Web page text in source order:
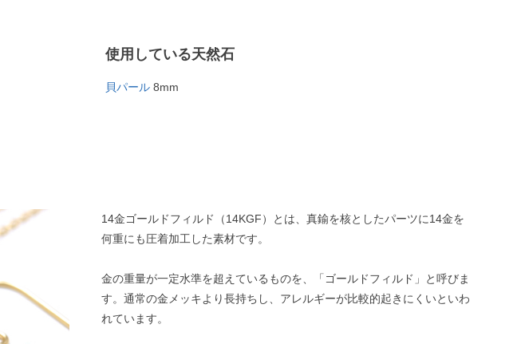
使用している天然石
貝パール8mm
14金ゴールドフィルド（14KGF）とは、真鍮を核としたパーツに14金を
何重にも圧着加工した素材です。
金の重量が一定水準を超えているものを、「ゴールドフィルド」と呼びま
す。通常の金メッキより長持ちし、アレルギーが比較的起きにくいといわ
れています。